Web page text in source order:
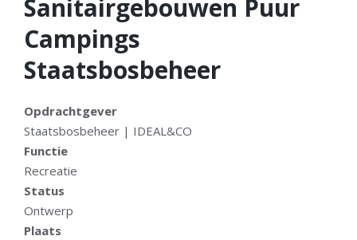
Sanitairgebouwen Puur
Campings
Staatsbosbeheer
Opdrachtgever
Staatsbosbeheer | IDEAL&CO
Functie
Recreatie
Status
Ontwerp
Plaats